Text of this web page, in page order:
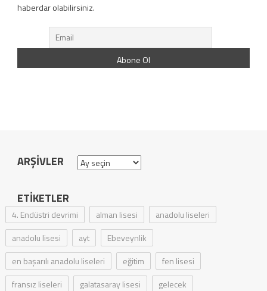
haberdar olabilirsiniz.
ARŞIVLER Arşivler
ETIKETLER
4. Endüstri devrimi alman lisesi
anadolu liseleri
anadolu lisesi
ayt
Ebeveynlik
en başarılı anadolu liseleri
eğitim
fen lisesi
fransız liseleri
galatasaray lisesi
gelecek